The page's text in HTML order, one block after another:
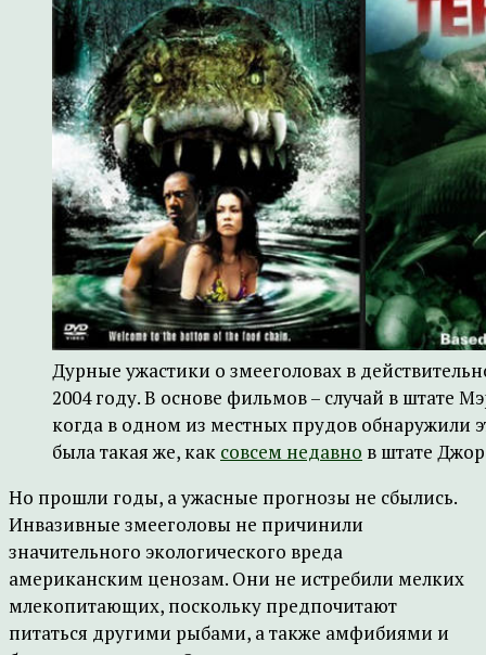
Дурные ужастики о змееголовах в
2004 году. В основе фильмов – случай в штате
когда в одном из местных прудов обнаружили
была такая же, как совсем недавно в штате
Но прошли годы, а ужасные прогнозы не сбылись.
Инвазивные змееголовы не причинили
значительного экологического вреда
американским ценозам. Они не истребили мелких
млекопитающих, поскольку предпочитают
питаться другими рыбами, а также амфибиями и